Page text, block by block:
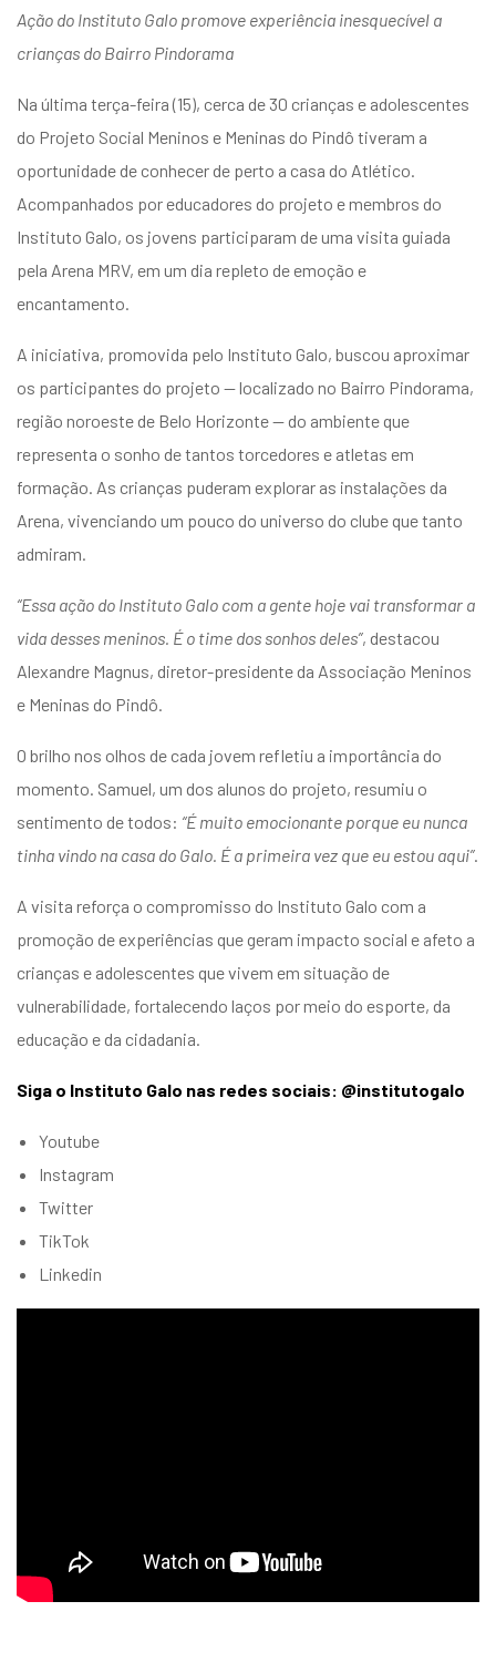
Ação do Instituto Galo promove experiência inesquecível a
crianças do Bairro Pindorama
Na última terça-feira (15), cerca de 30 crianças e adolescentes
do Projeto Social Meninos e Meninas do Pindô tiveram a
oportunidade de conhecer de perto a casa do Atlético.
Acompanhados por educadores do projeto e membros do
Instituto Galo, os jovens participaram de uma visita guiada
pela Arena MRV, em um dia repleto de emoção e
encantamento.
A iniciativa, promovida pelo Instituto Galo, buscou aproximar
os participantes do projeto — localizado no Bairro Pindorama,
região noroeste de Belo Horizonte — do ambiente que
representa o sonho de tantos torcedores e atletas em
formação. As crianças puderam explorar as instalações da
Arena, vivenciando um pouco do universo do clube que tanto
admiram.
“Essa ação do Instituto Galo com a gente hoje vai transformar a
vida desses meninos. É o time dos sonhos deles”, destacou
Alexandre Magnus, diretor-presidente da Associação Meninos
e Meninas do Pindô.
O brilho nos olhos de cada jovem refletiu a importância do
momento. Samuel, um dos alunos do projeto, resumiu o
sentimento de todos: “É muito emocionante porque eu nunca
tinha vindo na casa do Galo. É a primeira vez que eu estou aqui”.
A visita reforça o compromisso do Instituto Galo com a
promoção de experiências que geram impacto social e afeto a
crianças e adolescentes que vivem em situação de
vulnerabilidade, fortalecendo laços por meio do esporte, da
educação e da cidadania.
Siga o Instituto Galo nas redes sociais: @institutogalo
Youtube
Instagram
Twitter
TikTok
Linkedin